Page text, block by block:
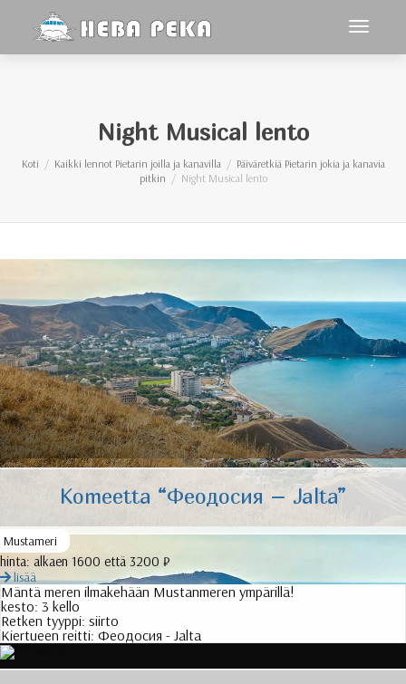
Night Musical lento
Koti Kaikki lennot Pietarin joilla ja kanavilla
Päiväretkiä Pietarin jokia ja kanavia
pitkin
Night Musical lento
Komeetta “Феодосия – Jalta”
Mustameri
hinta: alkaen 1600 että 3200 ₽
lisää
Mäntä meren ilmakehään Mustanmeren ympärillä!
kesto: 3 kello
Retken tyyppi: siirto
Kiertueen reitti: Феодосия - Jalta